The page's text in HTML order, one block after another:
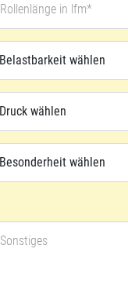
Rollenlänge in lfm*
Sonstiges